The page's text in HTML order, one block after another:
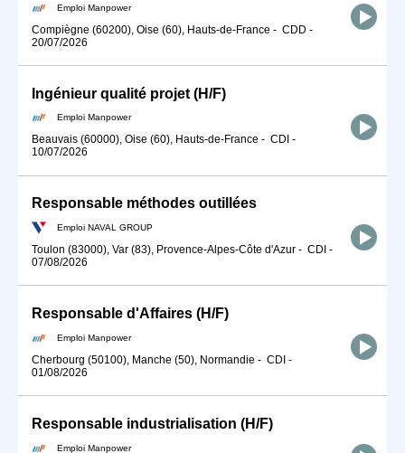
Emploi Manpower
Compiègne (60200), Oise (60), Hauts-de-France - CDD -
20/07/2026
Ingénieur qualité projet (H/F)
Emploi Manpower
Beauvais (60000), Oise (60), Hauts-de-France - CDI -
10/07/2026
Responsable méthodes outillées
Emploi NAVAL GROUP
Toulon (83000), Var (83), Provence-Alpes-Côte d'Azur - CDI -
07/08/2026
Responsable d'Affaires (H/F)
Emploi Manpower
Cherbourg (50100), Manche (50), Normandie - CDI -
01/08/2026
Responsable industrialisation (H/F)
Emploi Manpower